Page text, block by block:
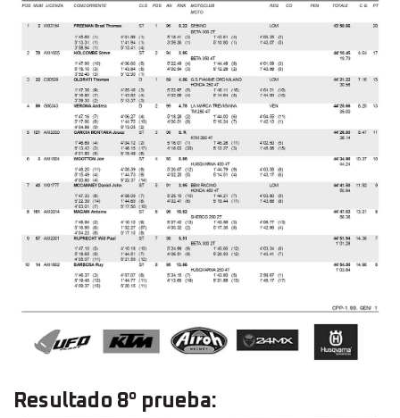
Resultado 8° prueba: